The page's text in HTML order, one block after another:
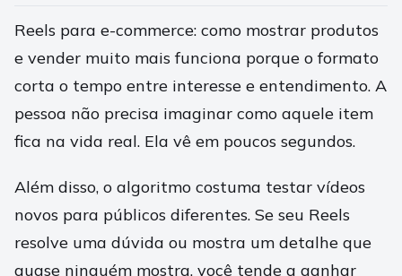
Reels para e-commerce: como mostrar produtos
e vender muito mais funciona porque o formato
corta o tempo entre interesse e entendimento. A
pessoa não precisa imaginar como aquele item
fica na vida real. Ela vê em poucos segundos.
Além disso, o algoritmo costuma testar vídeos
novos para públicos diferentes. Se seu Reels
resolve uma dúvida ou mostra um detalhe que
quase ninguém mostra, você tende a ganhar